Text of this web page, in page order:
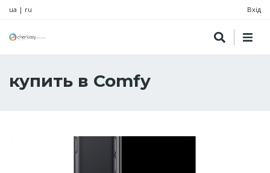
ua | ru Вхід
купить в Comfy